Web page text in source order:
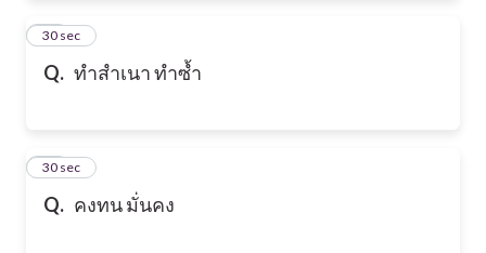
Q. ทำสำเนา ทำซ้ำ
15
30 sec
Q. คงทน มั่นคง
16
30 sec